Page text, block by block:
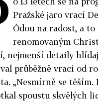
Pražské jaro vrací
Ódou na radost, a
renomovaným
nejmenší detaily
průběžně vrací od
„Nesmírně se těším.
spoustu skvělých